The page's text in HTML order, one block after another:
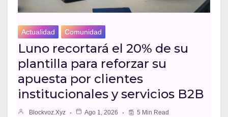
Actualidad Comunidad
Luno recortará el 20% de su
plantilla para reforzar su
apuesta por clientes
institucionales y servicios B2B
Blockvoz.xyz Ago 1, 2026 5 Min Read